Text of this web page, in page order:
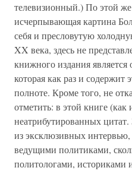
телевизионный.) По этой
исчерпывающая картина
себя и пресловутую
XX века, здесь не
книжного издания
которая как раз и содержит
полноте. Кроме того, не
отметить: в этой книге (как
неатрибутированных цитат.
из эксклюзивных интервью,
ведущими политиками,
политологами,